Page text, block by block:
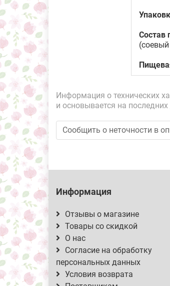
Состав
Информация о технических
и основывается на
Сообщить о неточности в
Информация
Отзывы о магазине
Товары со скидкой
О нас
Согласие на обработку
персональных данных
Условия возврата